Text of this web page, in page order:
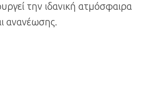
την ιδανική ατμόσφαιρα
ανανέωσης.